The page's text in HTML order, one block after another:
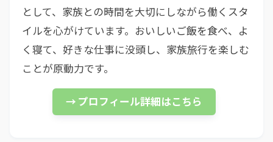
として、家族との時間を大切にしながら働くスタ
イルを心がけています。おいしいご飯を食べ、よ
く寝て、好きな仕事に没頭し、家族旅行を楽しむ
ことが原動力です。
→ プロフィール詳細はこちら